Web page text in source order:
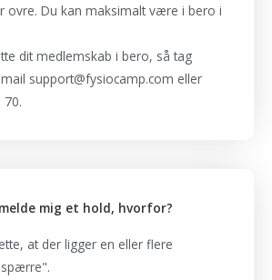
ovre. Du kan maksimalt være i bero i
dit medlemskab i bero, så tag
support@fysiocamp.com eller
mig et hold, hvorfor?
at der ligger en eller flere